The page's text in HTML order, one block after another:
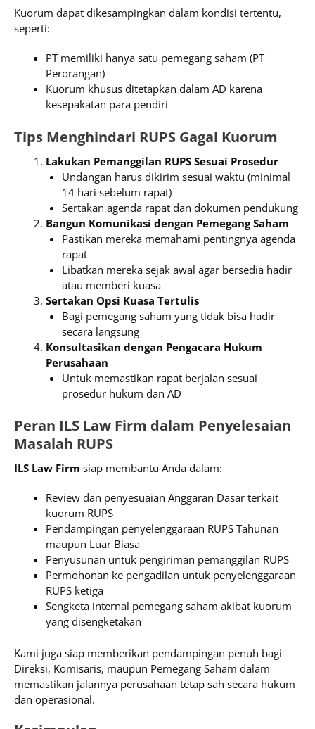
Kuorum dapat dikesampingkan dalam kondisi tertentu,
seperti:
PT memiliki hanya satu pemegang saham (PT
Perorangan)
Kuorum khusus ditetapkan dalam AD karena
kesepakatan para pendiri
Tips Menghindari RUPS Gagal Kuorum
Lakukan Pemanggilan RUPS Sesuai Prosedur
Undangan harus dikirim sesuai waktu (minimal
14 hari sebelum rapat)
Sertakan agenda rapat dan dokumen pendukung
Bangun Komunikasi dengan Pemegang Saham
Pastikan mereka memahami pentingnya agenda
rapat
Libatkan mereka sejak awal agar bersedia hadir
atau memberi kuasa
Sertakan Opsi Kuasa Tertulis
Bagi pemegang saham yang tidak bisa hadir
secara langsung
Konsultasikan dengan Pengacara Hukum
Perusahaan
Untuk memastikan rapat berjalan sesuai
prosedur hukum dan AD
Peran ILS Law Firm dalam Penyelesaian
Masalah RUPS
ILS Law Firm siap membantu Anda dalam:
Review dan penyesuaian Anggaran Dasar terkait
kuorum RUPS
Pendampingan penyelenggaraan RUPS Tahunan
maupun Luar Biasa
Penyusunan untuk pengiriman pemanggilan RUPS
Permohonan ke pengadilan untuk penyelenggaraan
RUPS ketiga
Sengketa internal pemegang saham akibat kuorum
yang disengketakan
Kami juga siap memberikan pendampingan penuh bagi
Direksi, Komisaris, maupun Pemegang Saham dalam
memastikan jalannya perusahaan tetap sah secara hukum
dan operasional.